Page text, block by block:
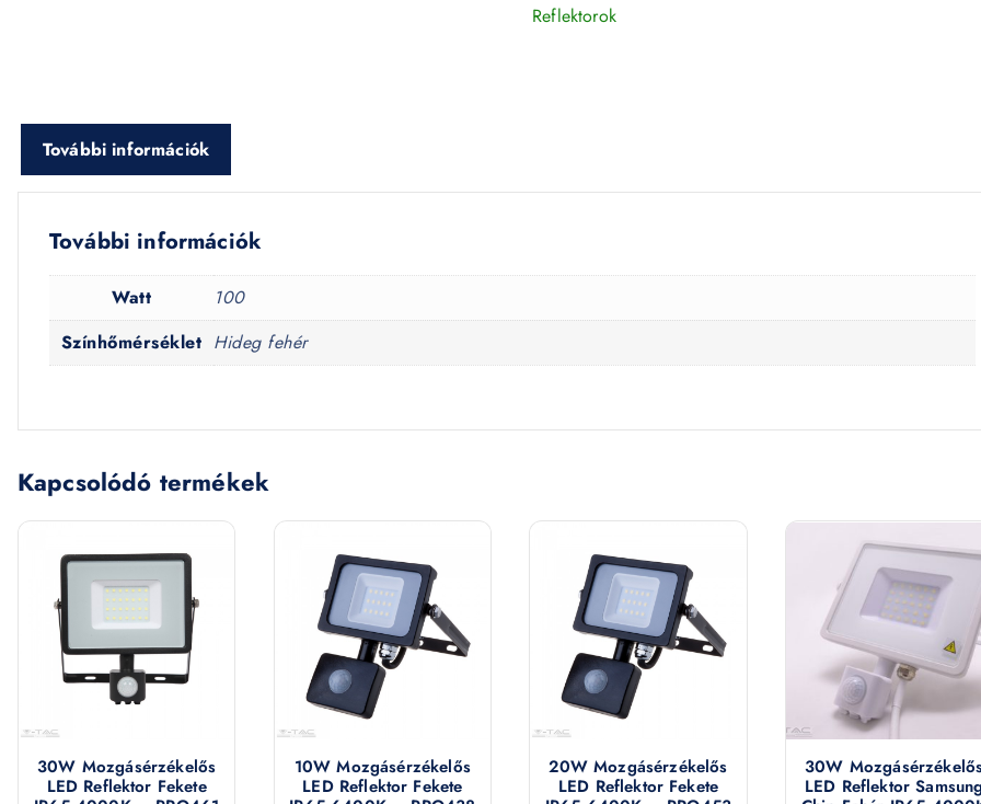
Reflektorok
További információk
További információk
Watt
100
Színhőmérséklet Hideg fehér
Kapcsolódó termékek
30W Mozgásérzékelős
LED Reflektor Fekete
10W Mozgásérzékelős
LED Reflektor Fekete
20W Mozgásérzékelős
LED Reflektor Fekete
30W
LED Reflektor Samsung